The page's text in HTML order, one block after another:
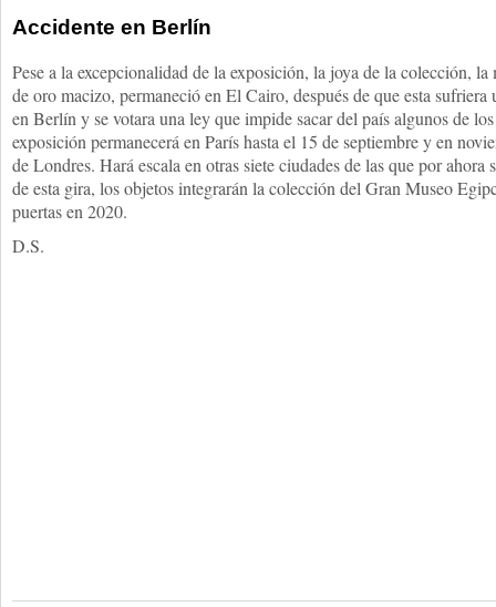
Accidente en Berlín
Pese a la excepcionalidad de la exposición, la joya de la colección,
de oro macizo, permaneció en El Cairo, después de que esta sufriera
en Berlín y se votara una ley que impide sacar del país algunos de
exposición permanecerá en París hasta el 15 de septiembre y en
de Londres. Hará escala en otras siete ciudades de las que por
de esta gira, los objetos integrarán la colección del Gran Museo
puertas en 2020.
D.S.